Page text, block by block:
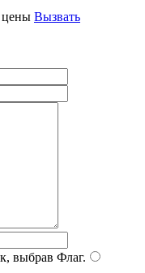
цены Вызвать
выбрав Флаг.